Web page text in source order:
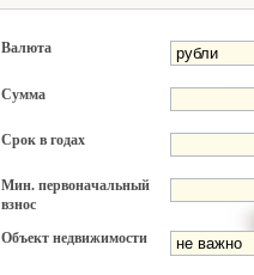
Валюта
Сумма
Срок в годах
Мин. первоначальный
взнос
Объект недвижимости